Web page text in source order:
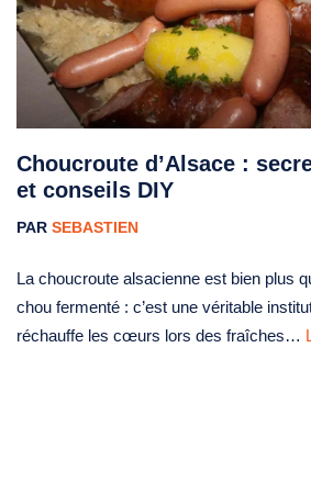
Choucroute d’Alsace :
et conseils DIY
PAR SEBASTIEN
La choucroute alsacienne est bien plus
chou fermenté : c’est une véritable
réchauffe les cœurs lors des fraîches…